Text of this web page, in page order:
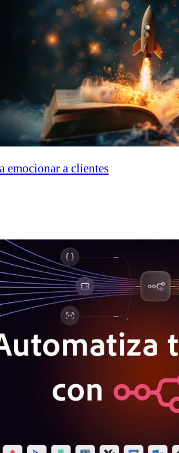
emocionar a clientes